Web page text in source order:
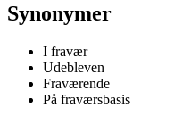
Synonymer
I fravær
Udebleven
Fraværende
På fraværsbasis